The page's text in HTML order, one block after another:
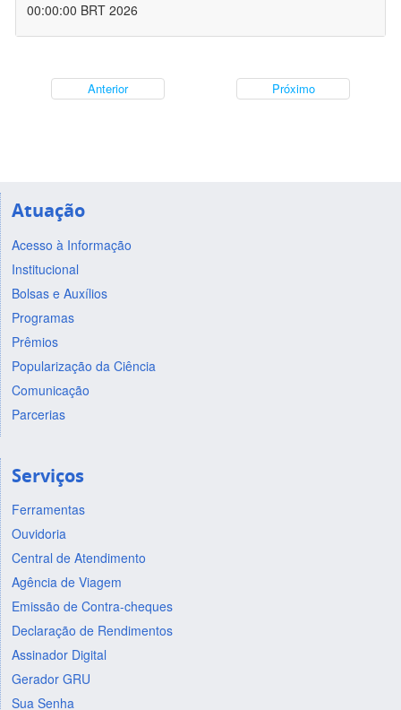
00:00:00 BRT 2026
Anterior Próximo
Atuação
Acesso à Informação
Institucional
Bolsas e Auxílios
Programas
Prêmios
Popularização da Ciência
Comunicação
Parcerias
Serviços
Ferramentas
Ouvidoria
Central de Atendimento
Agência de Viagem
Emissão de Contra-cheques
Declaração de Rendimentos
Assinador Digital
Gerador GRU
Sua Senha